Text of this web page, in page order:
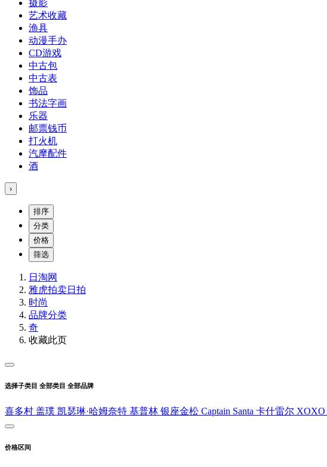
摄影
艺术收藏
渔具
动漫手办
CD游戏
中古包
中古表
饰品
书法字画
乐器
邮票钱币
打火机
汽摩配件
酒
›
排序
分类
价格
筛选
日淘网
雅虎拍卖日拍
时尚
品牌分类
奇
收藏此页
选择子类目 全部类目 全部品牌
喜多村 盖璞 凯瑟琳·哈姆奈特 基普林 银座金松 Captain Santa 卡什雷尔 XOXO
价格区间